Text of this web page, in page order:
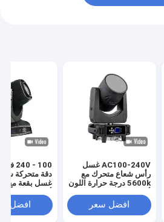
AC100-240V غسل
رأس شعاع متحرك مع
5600k درجة حرارة اللون
افضل سعر
دقة متحركة
غسل بقعة مع
افضل